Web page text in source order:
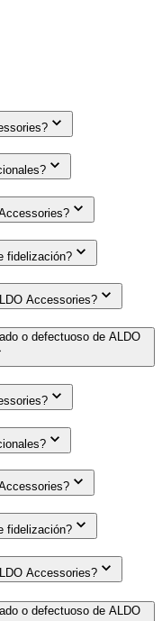
fidelización?
Accessories?
o defectuoso de ALDO
fidelización?
Accessories?
o defectuoso de ALDO